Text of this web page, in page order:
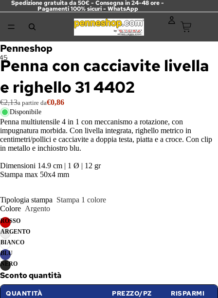
Spedizione gratuita da 50€ - Consegna in 24-48 ore -
Pagamenti 100% sicuri - WhatsApp
Penneshop
Penna con cacciavite livella
e righello 31 4402
€2,13a partire da€0,86
Disponibile
Penna multiutensile 4 in 1 con meccanismo a rotazione, con
impugnatura morbida. Con livella integrata, righello metrico in
centimetri/pollici e cacciavite a doppia testa, piatta e a croce. Con clip
in metallo e inchiostro blu.
Dimensioni 14.9 cm | 1 Ø | 12 gr
Stampa max 50x4 mm
Colore Argento
ROSSO
ARGENTO
BIANCO
BLU
NERO
Tipologia stampa Stampa 1 colore
Sconto quantità
QUANTITÀ PREZZO/PZ RISPARMI
56